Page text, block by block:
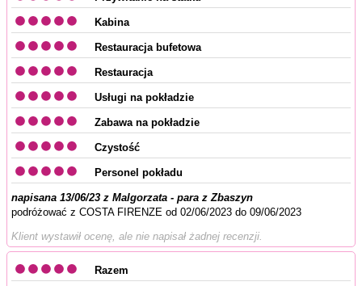
Kabina
Restauracja bufetowa
Restauracja
Usługi na pokładzie
Zabawa na pokładzie
Czystość
Personel pokładu
napisana 13/06/23 z Malgorzata - para z Zbaszyn
podróżować z COSTA FIRENZE od 02/06/2023 do 09/06/2023
Klient wystawił ocenę, ale nie napisał żadnej recenzji.
Razem